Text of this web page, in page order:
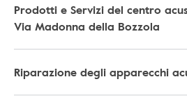
Prodotti e Servizi del centro
Via Madonna della Bozzola
Riparazione degli apparecchi